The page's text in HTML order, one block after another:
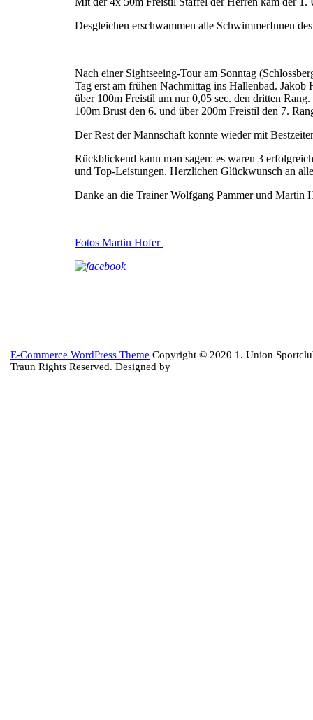
Desgleichen erschwammen alle SchwimmerInnen
Nach einer Sightseeing-Tour am Sonntag
Tag erst am frühen Nachmittag ins Hallenbad.
über 100m Freistil um nur 0,05 sec. den dritten
100m Brust den 6. und über 200m Freistil den 7.
Der Rest der Mannschaft konnte wieder mit
Rückblickend kann man sagen: es waren 3
und Top-Leistungen. Herzlichen Glückwunsch an
Danke an die Trainer Wolfgang Pammer und Martin
Fotos Martin Hofer
to
Top
E-Commerce WordPress Theme Copyright © 2020 1. Union
Traun Rights Reserved. Designed by